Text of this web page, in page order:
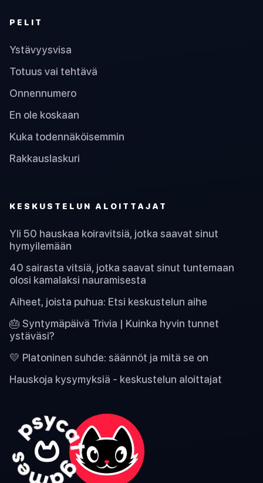
PELIT
Ystävyysvisa
Totuus vai tehtävä
Onnennumero
En ole koskaan
Kuka todennäköisemmin
Rakkauslaskuri
KESKUSTELUN ALOITTAJAT
Yli 50 hauskaa koiravitsiä, jotka saavat sinut
hymyilemään
40 sairasta vitsiä, jotka saavat sinut tuntemaan
olosi kamalaksi nauramisesta
Aiheet, joista puhua: Etsi keskustelun aihe
🎂 Syntymäpäivä Trivia | Kuinka hyvin tunnet
ystäväsi?
💛 Platoninen suhde: säännöt ja mitä se on
Hauskoja kysymyksiä - keskustelun aloittajat